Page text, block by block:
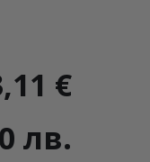
€
лв.